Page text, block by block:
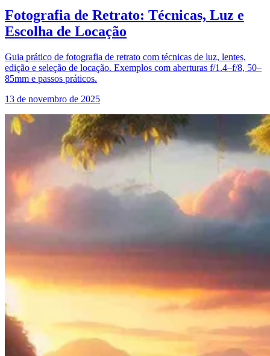
Fotografia de Retrato: Técnicas, Luz e
Escolha de Locação
Guia prático de fotografia de retrato com técnicas de luz, lentes,
edição e seleção de locação. Exemplos com aberturas f/1.4–f/8, 50–
85mm e passos práticos.
13 de novembro de 2025